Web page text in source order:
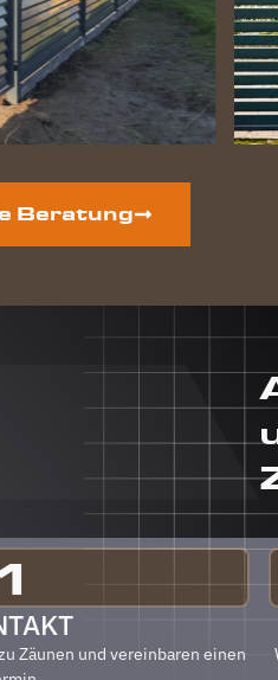
Hunde
ihre
gewonnene
Freiheit.
Auf der
Grundstücksseite
ist auch
geplant.
Dieser
jeden Fall
Zäune
gehen.
Klare
von uns!
PS Nach
gab es
Beratung
Zäunen und vereinbaren einen